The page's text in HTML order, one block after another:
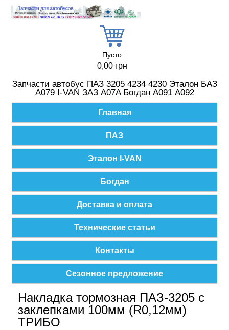
Пусто
0,00 грн
Запчасти автобус ПАЗ 3205 4234 4230 Эталон БАЗ
А079 I-VAN ЗАЗ A07A Богдан А091 А092
Главная
ПАЗ
Эталон I-VAN
Богдан
Доставка и оплата
Технические статьи
Контакты
Сезонное предложение
Накладка тормозная ПАЗ-3205 с
заклепками 100мм (R0,12мм)
ТРИБО